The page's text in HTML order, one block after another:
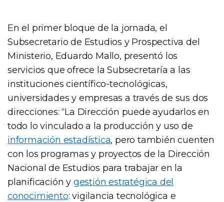
En el primer bloque de la jornada, el
Subsecretario de Estudios y Prospectiva del
Ministerio, Eduardo Mallo, presentó los
servicios que ofrece la Subsecretaría a las
instituciones científico-tecnológicas,
universidades y empresas a través de sus dos
direcciones: “La Dirección puede ayudarlos en
todo lo vinculado a la producción y uso de
información estadística, pero también cuenten
con los programas y proyectos de la Dirección
Nacional de Estudios para trabajar en la
planificación y gestión estratégica del
conocimiento: vigilancia tecnológica e